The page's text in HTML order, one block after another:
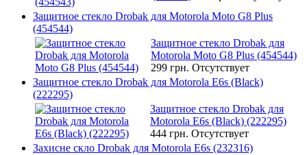
Защитное стекло Drobak для Motorola Moto G8 Plus
(454544)
Защитное стекло Drobak для
Motorola Moto G8 Plus (454544)
299 грн. Отсутствует
Защитное стекло Drobak для Motorola E6s (Black)
(222295)
Защитное стекло Drobak для
Motorola E6s (Black) (222295)
444 грн. Отсутствует
Захисне скло Drobak для Motorola E6s (232316)